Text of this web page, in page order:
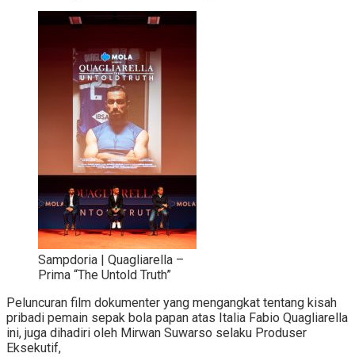
Sampdoria | Quagliarella –
Prima “The Untold Truth”
Peluncuran film dokumenter yang mengangkat tentang kisah
pribadi pemain sepak bola papan atas Italia Fabio Quagliarella
ini, juga dihadiri oleh Mirwan Suwarso selaku Produser
Eksekutif,